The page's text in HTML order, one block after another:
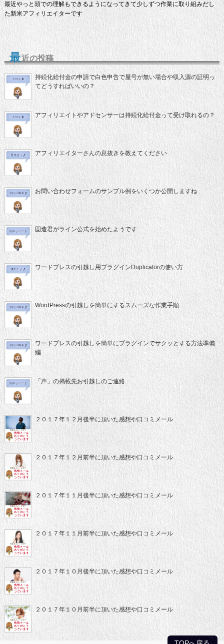
最近やっと頭での理解もできるようになってきて少しずつ作業に取り組みだし
た新米アフィリエイターです
最近の投稿
持続化給付金の申請で白色申告で屋号が無い場合や収入源の証明っ
てどうすればいいの？
アフィリエイトやアドセンサーは持続化給付金って受け取れるの？
アフィリエイターさんの息抜きを教えてください
お問い合わせフォームのサンプル例をいくつか公開しますね
固造君がライン公式を始めたようです
ワードプレスの引越し用プラグインDuplicatorの使い方
WordPressの引越しを簡単にするスムーズな作業手順
ワードプレスの引越しを簡単にプラグインでサクッとする方法準備
編
「声」の掲載先お引越しのご連絡
２０１７年１２月後半に頂いた感想や口コミメール
２０１７年１２月前半に頂いた感想や口コミメール
２０１７年１１月後半に頂いた感想や口コミメール
２０１７年１１月前半に頂いた感想や口コミメール
２０１７年１０月後半に頂いた感想や口コミメール
２０１７年１０月前半に頂いた感想や口コミメール